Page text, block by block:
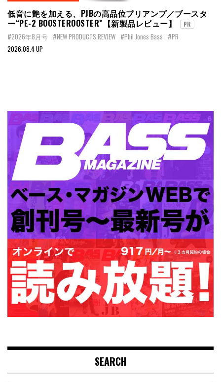
低音に艶を加える、PJBの高品位プリアンプ／ブースタ
ー“PE-2 BOOSTEROOSTER”【新製品レビュー】
PR
#2026年8月号 #NEW PRODUCTS REVIEW #Phil Jones Bass #PR
2026.08.4 UP
SEARCH